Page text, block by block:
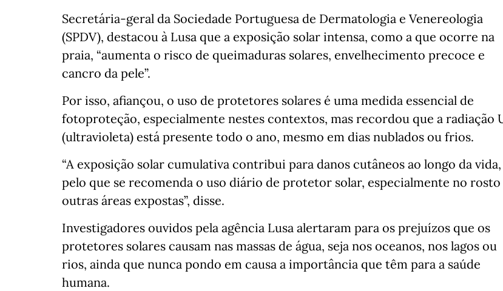
Secretária-geral da Sociedade Portuguesa de Dermatologia e Venereologia
(SPDV), destacou à Lusa que a exposição solar intensa, como a que ocorre na
praia, “aumenta o risco de queimaduras solares, envelhecimento precoce e
cancro da pele”.
Por isso, afiançou, o uso de protetores solares é uma medida essencial de
fotoproteção, especialmente nestes contextos, mas recordou que a radiação
(ultravioleta) está presente todo o ano, mesmo em dias nublados ou frios.
“A exposição solar cumulativa contribui para danos cutâneos ao longo da vida,
pelo que se recomenda o uso diário de protetor solar, especialmente no rosto
outras áreas expostas”, disse.
Investigadores ouvidos pela agência Lusa alertaram para os prejuízos que os
protetores solares causam nas massas de água, seja nos oceanos, nos lagos ou
rios, ainda que nunca pondo em causa a importância que têm para a saúde
humana.